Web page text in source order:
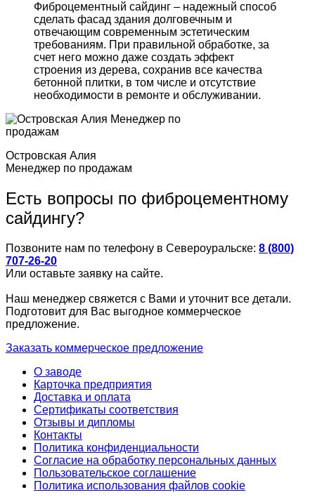
Фиброцементный сайдинг – надежный способ
сделать фасад здания долговечным и
отвечающим современным эстетическим
требованиям. При правильной обработке, за
счет него можно даже создать эффект
строения из дерева, сохранив все качества
бетонной плитки, в том числе и отсутствие
необходимости в ремонте и обслуживании.
Островская Алия
Менеджер по продажам
Есть вопросы по фиброцементному
сайдингу?
Позвоните нам по телефону в Североуральске: 8 (800)
707-26-20
Или оставьте заявку на сайте.
Наш менеджер свяжется с Вами и уточнит все детали.
Подготовит для Вас выгодное коммерческое
предложение.
Заказать коммерческое предложение
О заводе
Карточка предприятия
Доставка и оплата
Сертификаты соответствия
Отзывы и дипломы
Контакты
Политика конфиденциальности
Согласие на обработку персональных данных
Пользовательское соглашение
Политика использования файлов cookie